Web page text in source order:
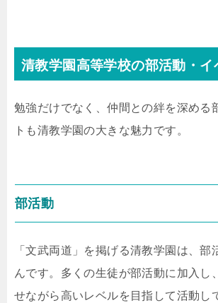
清教学園高等学校の部活動・イ
勉強だけでなく、仲間との絆を深める
トも清教学園の大きな魅力です。
部活動
「文武両道」を掲げる清教学園は、部
んです。多くの生徒が部活動に加入し
せながら高いレベルを目指して活動し